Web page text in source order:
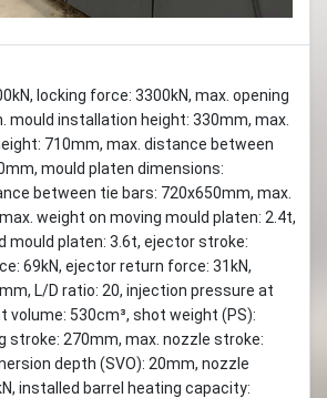
locking force: 3300kN, max. opening
mould installation height: 330mm, max.
710mm, max. distance between
mould platen dimensions:
between tie bars: 720x650mm, max.
weight on moving mould platen: 2.4t,
mould platen: 3.6t, ejector stroke:
69kN, ejector return force: 31kN,
L/D ratio: 20, injection pressure at
volume: 530cm³, shot weight (PS):
stroke: 270mm, max. nozzle stroke:
depth (SVO): 20mm, nozzle
installed barrel heating capacity: